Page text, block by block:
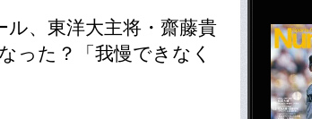
ル、東洋大主将・齋藤貴
った？「我慢できなく